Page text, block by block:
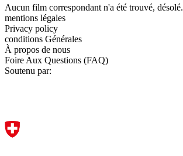
Aucun film correspondant n'a été trouvé, désolé.
mentions légales
Privacy policy
conditions Générales
À propos de nous
Foire Aux Questions (FAQ)
Soutenu par: